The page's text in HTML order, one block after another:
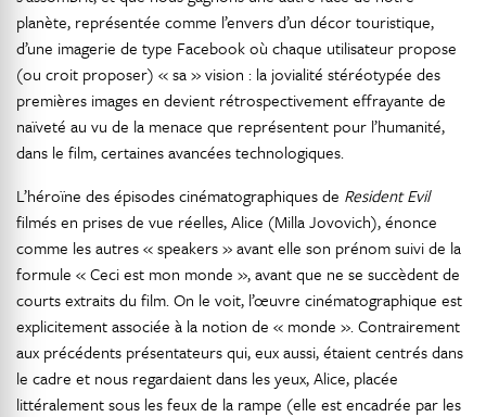
planète, représentée comme l’envers d’un décor touristique,
d’une imagerie de type Facebook où chaque utilisateur propose
(ou croit proposer) « sa » vision : la jovialité stéréotypée des
premières images en devient rétrospectivement effrayante de
naïveté au vu de la menace que représentent pour l’humanité,
dans le film, certaines avancées technologiques.
L’héroïne des épisodes cinématographiques de Resident Evil
filmés en prises de vue réelles, Alice (Milla Jovovich), énonce
comme les autres « speakers » avant elle son prénom suivi de la
formule « Ceci est mon monde », avant que ne se succèdent de
courts extraits du film. On le voit, l’œuvre cinématographique est
explicitement associée à la notion de « monde ». Contrairement
aux précédents présentateurs qui, eux aussi, étaient centrés dans
le cadre et nous regardaient dans les yeux, Alice, placée
littéralement sous les feux de la rampe (elle est encadrée par les